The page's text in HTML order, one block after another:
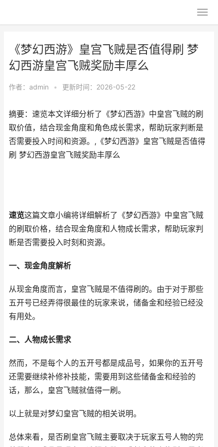
《梦幻西游》皇宫飞贼是否值得刷 梦
幻西游皇宫飞贼奖励丰厚么
作者： admin • 更新时间：2026-05-22
摘要：速览本文详细分析了《梦幻西游》中皇宫飞贼的刷
取价值，结合现金角度和角色成长需求，帮助玩家判断是
否需要投入时间和资源。,《梦幻西游》皇宫飞贼是否值得
刷 梦幻西游皇宫飞贼奖励丰厚么
速览这篇文章小编将详细解析了《梦幻西游》中皇宫飞贼
的刷取价格，结合现金角度和人物成长需求，帮助玩家判
断是否需要投入时刻和资源。
一、现金角度解析
从现金角度而言，皇宫飞贼是不值得刷的。由于对于那些
五开号已经弄得很最佳的玩家来说，储备金和经验已经没
有用处。
二、人物成长需求
然而，不是每个人的五开号都是成品号，如果你的五开号
还需要继续补修补技能，需要用到这些储备金和经验的
话，那么，皇宫飞贼就值得一刷。
以上就是对梦幻皇宫飞贼的相关说明。
总体来看，是否刷皇宫飞贼主要取决于玩家五号人物的完